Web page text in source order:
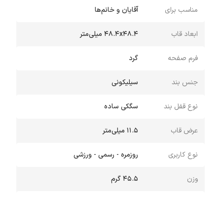
مناسب برای آقایان و خانم‌ها
ابعاد قاب ۴۸.۴x۴۸.۴ میلی‌متر
فرم صفحه گرد
جنس بند سیلیکونی
نوع قفل بند سگکی ساده
عرض قاب ۱۱.۵ میلی‌متر
نوع کاربری روزمره - رسمی - ورزشی
وزن 45.5 گرم